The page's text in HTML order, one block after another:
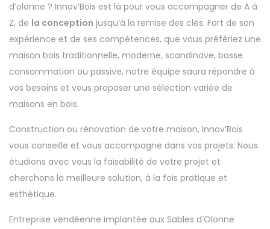
d’olonne ? Innov’Bois est là pour vous accompagner de A à
Z, de la conception jusqu’à la remise des clés. Fort de son
expérience et de ses compétences, que vous préfériez une
maison bois traditionnelle, moderne, scandinave, basse
consommation ou passive, notre équipe saura répondre à
vos besoins et vous proposer une sélection variée de
maisons en bois.
Construction ou rénovation de votre maison, Innov’Bois
vous conseille et vous accompagne dans vos projets. Nous
étudions avec vous la faisabilité de votre projet et
cherchons la meilleure solution, à la fois pratique et
esthétique.
Entreprise vendéenne implantée aux Sables d’Olonne